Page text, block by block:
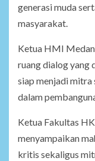
generasi muda
masyarakat.
Ketua HMI
ruang dialog yang
siap menjadi
dalam
Ketua Fakultas
menyampaikan
kritis sekaligus